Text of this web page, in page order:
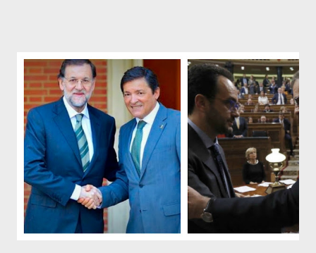
de ciudadanos, la mayoría de los cuales no han pagado jamás un
impuesto, sea por vocación o simplemente por no haber tenido
un trabajo en su vida, decidieron salir a la calle revestidos de la
sagrada túnica de la “indignación ciudadana” y con su actitud
crear una paradoja, se autodenominaban “movimiento 15M” y lo
que hicieron fue apoderarse de una plaza pública y allí sentaron
sus reales, bueno sus reales no,...